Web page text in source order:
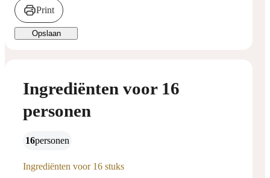
Print
Opslaan
Ingrediënten voor 16
personen
16 personen
Ingrediënten voor 16 stuks